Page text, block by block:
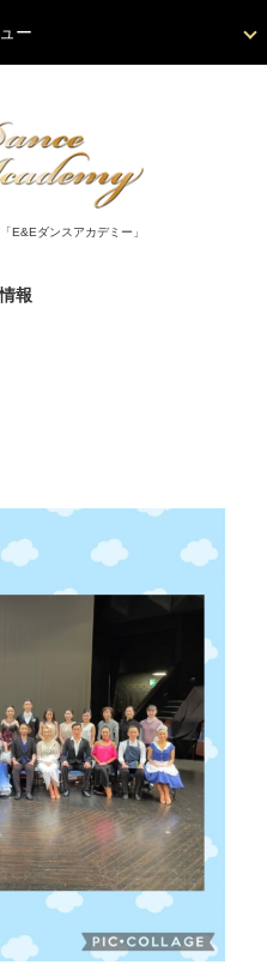
E&Eダンスアカデミー」
報
ー